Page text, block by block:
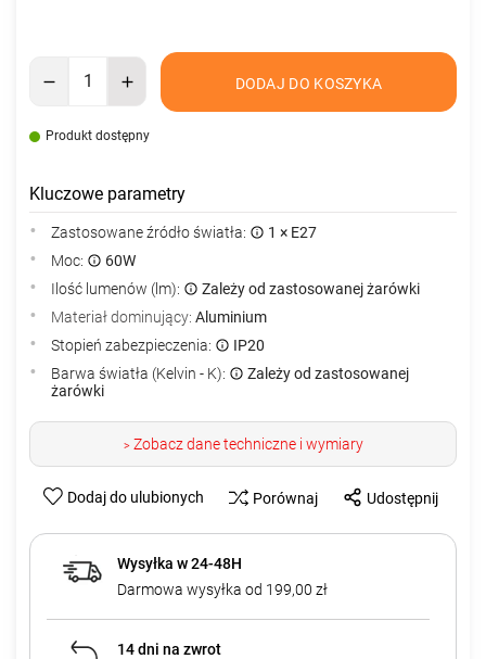
DODAJ DO KOSZYKA
Produkt dostępny
Kluczowe parametry
Zastosowane źródło światła:
1 × E27
Moc:
60W
Ilość lumenów (lm):
Zależy od zastosowanej żarówki
Materiał dominujący: Aluminium
Stopień zabezpieczenia:
IP20
Barwa światła (Kelvin - K):
Zależy od zastosowanej
żarówki
>Zobacz dane techniczne i wymiary
Dodaj do ulubionych Porównaj Udostępnij
Wysyłka w 24-48H
Darmowa wysyłka od 199,00 zł
14 dni na zwrot